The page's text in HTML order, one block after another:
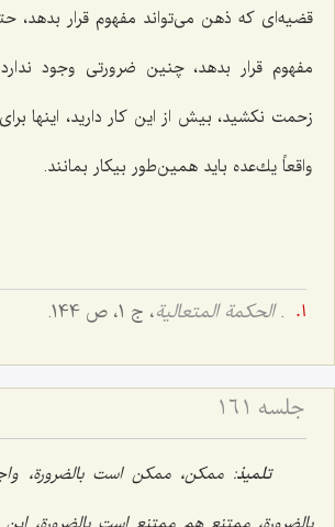
قضیه‌اى كه ذهن مى‌تواند مفهوم قرار بدهد،
مفهوم قرار بدهد، چنین ضرورتى وجود
زحمت نكشید، بیش از این كار دارید، اینها
واقعاً یك‌عده باید همین‌طور بیكار بمانند.
.الحکمة المتعالیة، ج 1، ص 144.
جلسه ۱۶۱
تلمیذ: ممكن، ممكن است بالضرورة،